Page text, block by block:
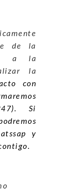
de la
a la
la
con
Si
y